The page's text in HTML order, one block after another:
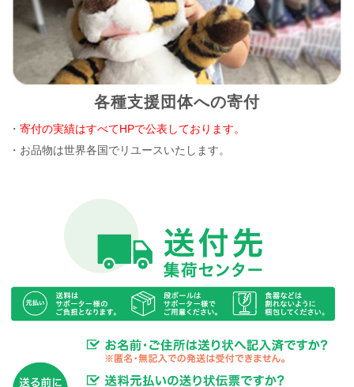
各種支援団体への寄付
・寄付の実績はすべてHPで公表しております。
・お品物は世界各国でリユースいたします。